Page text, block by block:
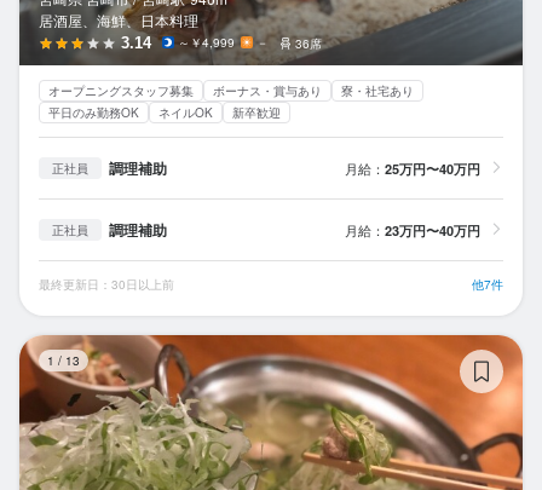
居酒屋、海鮮、日本料理
3.14 ～￥4,999 － 36席
オープニングスタッフ募集 ボーナス・賞与あり
寮・社宅あり
平日のみ勤務OK
ネイルOK 新卒歓迎
正社員 調理補助 月給： 25万円〜40万円
正社員 調理補助 月給： 23万円〜40万円
最終更新日：30日以上前 他7件
1 / 13